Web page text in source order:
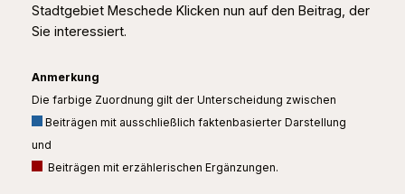
Stadtgebiet Meschede Klicken nun auf den Beitrag, der
Sie interessiert.
Anmerkung
Die farbige Zuordnung gilt der Unterscheidung zwischen
Beiträgen mit ausschließlich faktenbasierter Darstellung
und
Beiträgen mit erzählerischen Ergänzungen.